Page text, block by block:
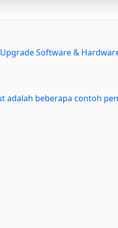
Software &
adalah beberapa contoh